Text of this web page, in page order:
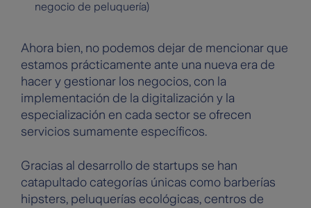
negocio de peluquería)
Ahora bien, no podemos dejar de mencionar que
estamos prácticamente ante una nueva era de
hacer y gestionar los negocios, con la
implementación de la digitalización y la
especialización en cada sector se ofrecen
servicios sumamente específicos.
Gracias al desarrollo de startups se han
catapultado categorías únicas como barberías
hipsters, peluquerías ecológicas, centros de